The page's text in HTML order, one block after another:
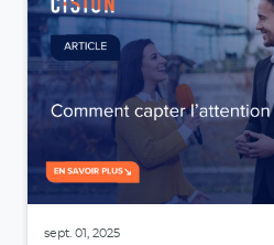
sept. 01, 2025